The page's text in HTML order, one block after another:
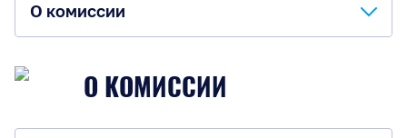
О комиссии
О КОМИССИИ